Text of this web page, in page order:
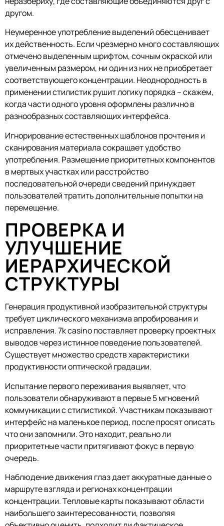
другом.
Неумеренное употребление выделений обесценивает
их действенность. Если чрезмерно много составляющих
отмечено выделенным шрифтом, сочным окраской или
увеличенным размером, ни один из них не приобретает
соответствующего концентрации. Неоднородность в
применении стилистик рушит логику порядка – скажем,
когда части одного уровня оформлены различно в
разнообразных составляющих интерфейса.
Игнорирование естественных шаблонов прочтения и
сканирования материала сокращает удобство
употребления. Размещение приоритетных компонентов
в мертвых участках или расстройство
последовательной очереди сведений принуждает
пользователей тратить дополнительные попытки на
перемещение.
ПРОВЕРКА И
УЛУЧШЕНИЕ
ИЕРАРХИЧЕСКОЙ
СТРУКТУРЫ
Генерация продуктивной изобразительной структуры
требует циклического механизма апробирования и
исправления. 7k casino поставляет проверку проектных
выводов через истинное поведение пользователей.
Существует множество средств характеристики
продуктивности оптической градации.
Испытание первого переживания выявляет, что
пользователи обнаруживают в первые 5 мгновений
коммуникации с стилистикой. Участникам показывают
интерфейс на маленькое период, после просят описать
что они запомнили. Это находит, реально ли
приоритетные части притягивают фокус в первую
очередь.
Наблюдение движения глаз дает аккуратные данные о
маршруте взгляда и регионах концентрации
концентрации. Тепловые карты показывают области
наибольшего заинтересованности, позволяя